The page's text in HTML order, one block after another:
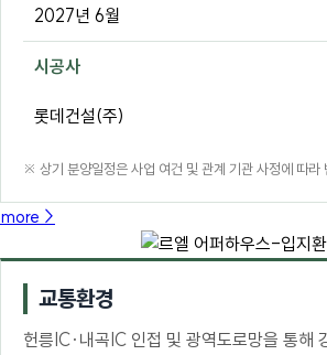
2027년 6월
시공사
롯데건설(주)
※ 상기 분양일정은 사업 여건 및 관계 기관 사정에 따라
more >
교통환경
헌릉IC·내곡IC 인접 및 광역도로망을 통해